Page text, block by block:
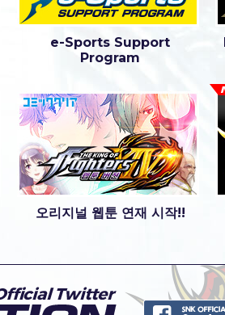
e-Sports Support
Program
오리지널 웹툰 연재 시작!!